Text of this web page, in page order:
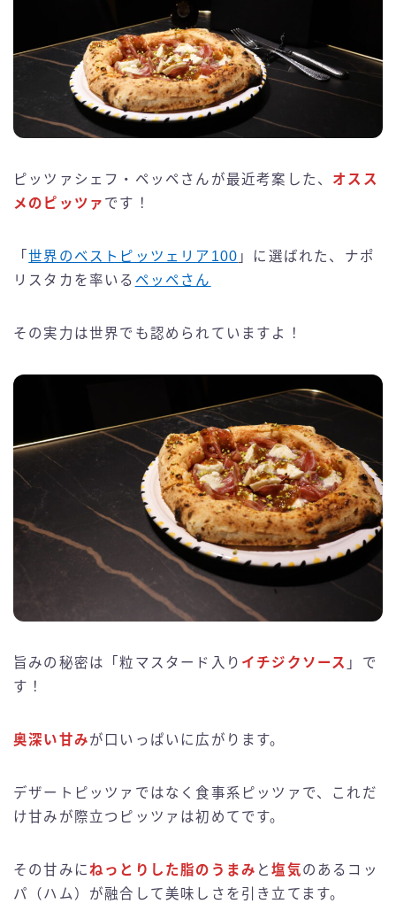
ピッツァシェフ・ペッペさんが最近考案した、 オスス
メのピッツァ です！
「世界のベストピッツェリア100 」に選ばれた、ナポ
リスタカを率いる ペッペさん
その実力は世界でも認められていますよ！
旨みの秘密は「粒マスタード入り イチジクソース 」で
す！
奥深い甘みが口いっぱいに広がります。
デザートピッツァではなく食事系ピッツァで、これだ
け甘みが際立つピッツァは初めてです。
その甘みにねっとりした脂のうまみ と塩気のあるコッ
パ（ハム）が融合して美味しさを引き立てます。